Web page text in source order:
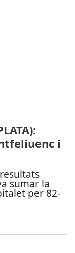
i
sumar la
per 82-